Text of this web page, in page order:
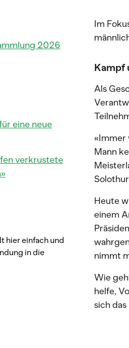
2026
eine neue
verkrustete
hier einfach und
in die
Im
Kampf
Als
«Immer
Mann
Heute
einem
nimmt
Wie
helfe,
sich